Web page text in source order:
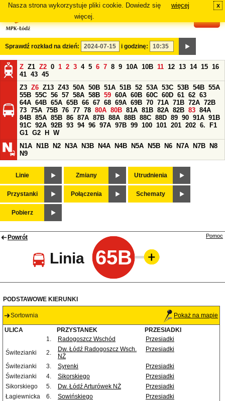
Nasza strona wykorzystuje pliki cookie. Dowiedz się
więcej.
więcej x
Sprawdź rozkład na dzień: i godzinę:
Z Z1 Z2 0 1 2 3 4 5 6 7 8 9 10A 10B 11 12 13 14 15 16
41 43 45
Z3 Z6 Z13 Z43 50A 50B 51A 51B 52 53A 53C 53B 54B 55A
55B 55C 56 57 58A 58B 59 60A 60B 60C 60D 61 62 63
64A 64B 65A 65B 66 67 68 69A 69B 70 71A 71B 72A 72B
73 75A 75B 76 77 78 80A 80B 81A 81B 82A 82B 83 84A
84B 85A 85B 86 87A 87B 88A 88B 88C 88D 89 90 91A 91B
91C 92A 92B 93 94 96 97A 97B 99 100 101 201 202 6.
F1
G1 G2 H
W
N1A
N1B N2 N3A N3B N4A N4B N5A N5B N6 N7A N7B
N8
N9
Linie Zmiany Utrudnienia
Przystanki Połączenia Schematy
Pobierz
Powrót
Linia 65B
Pomoc
PODSTAWOWE KIERUNKI
Sortownia Pokaż na mapie
ULICA PRZYSTANEK
PRZESIADKI
1.
Radogoszcz Wschód
Przesiadki
Świtezianki
2.
Dw. Łódź Radogoszcz Wsch.
NŻ
Przesiadki
Świtezianki 3. Syrenki
Przesiadki
Świtezianki
4. Sikorskiego
Przesiadki
Sikorskiego
5. Dw. Łódź Arturówek NŻ
Przesiadki
Łagiewnicka
6. Sowińskiego
Przesiadki